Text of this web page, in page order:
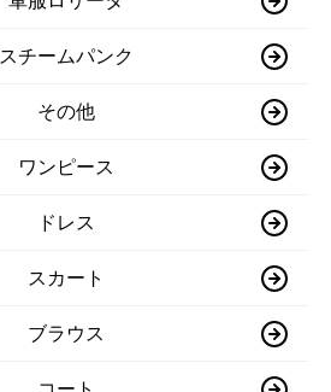
スチームパンク
その他
ワンピース
ドレス
スカート
ブラウス